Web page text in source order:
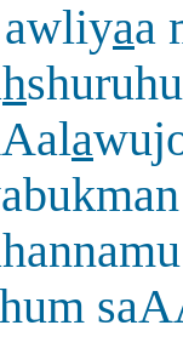
aa
h
a
hum